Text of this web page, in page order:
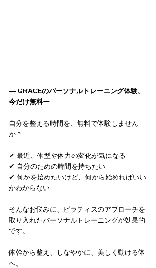
— GRACEのパーソナルトレーニング体験、
今だけ無料ー⁡
自分を整える時間を、無料で体験しません
か？
✔ 最近、体型や体力の変化が気になる
✔ 自分のための時間を持ちたい
✔ 何かを始めたいけど、何から始めればいい
かわからない
そんなお悩みに、ピラティスのアプローチを
取り入れたパーソナルトレーニングが効果的
です。
体幹から整え、しなやかに、美しく動ける体
へ。